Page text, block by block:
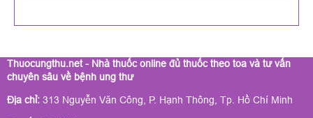
Thuocungthu.net - Nhà thuốc online đủ thuốc theo toa và tư vấn
chuyên sâu về bệnh ung thư
Địa chỉ: 313 Nguyễn Văn Công, P. Hạnh Thông, Tp. Hồ Chí Minh